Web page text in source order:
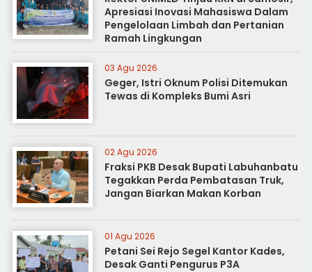
Apresiasi Inovasi Mahasiswa Dalam
Pengelolaan Limbah dan Pertanian
Ramah Lingkungan
03 Agu 2026
Geger, Istri Oknum Polisi Ditemukan
Tewas di Kompleks Bumi Asri
02 Agu 2026
Fraksi PKB Desak Bupati Labuhanbatu
Tegakkan Perda Pembatasan Truk,
Jangan Biarkan Makan Korban
01 Agu 2026
Petani Sei Rejo Segel Kantor Kades,
Desak Ganti Pengurus P3A